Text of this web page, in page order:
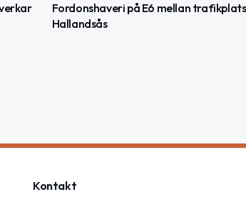
Fordonshaveri på E6 mellan
Hallandsås
Kontakt